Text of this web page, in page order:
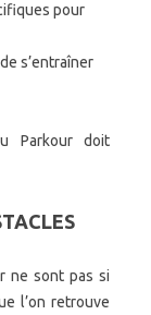
pour
s’entraîner
Parkour doit
ne sont pas si
l’on retrouve